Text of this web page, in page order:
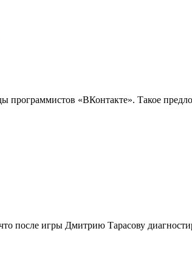
программистов «ВКонтакте». Такое
после игры Дмитрию Тарасову